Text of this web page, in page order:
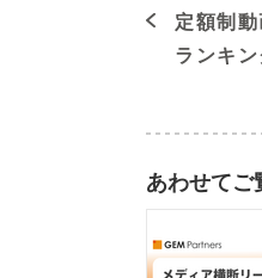
定額制
ランキ
あわせてご